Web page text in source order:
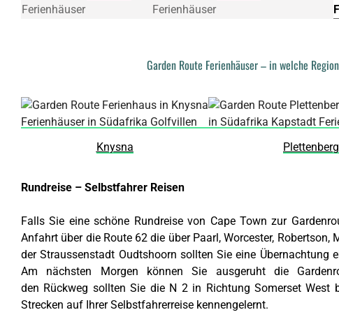
Garden Route Ferienhäuser – in welche
Knysna
Rundreise – Selbstfahrer Reisen
Falls Sie eine schöne Rundreise von Cape Town zur
Anfahrt über die Route 62 die über Paarl, Worcester,
der Straussenstadt Oudtshoorn sollten Sie eine Übernachtung
Am nächsten Morgen können Sie ausgeruht die
den Rückweg sollten Sie die N 2 in Richtung Somerset West
Strecken auf Ihrer Selbstfahrerreise kennengelernt.